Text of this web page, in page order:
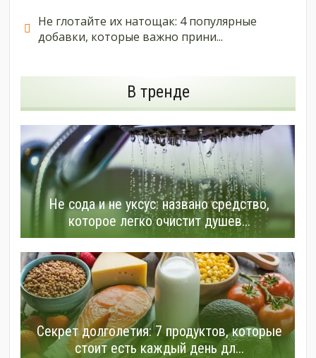
Не глотайте их натощак: 4 популярные
добавки, которые важно прини...
В тренде
Не сода и не уксус: названо средство,
которое легко очистит душев...
Секрет долголетия: 7 продуктов, которые
стоит есть каждый день дл...